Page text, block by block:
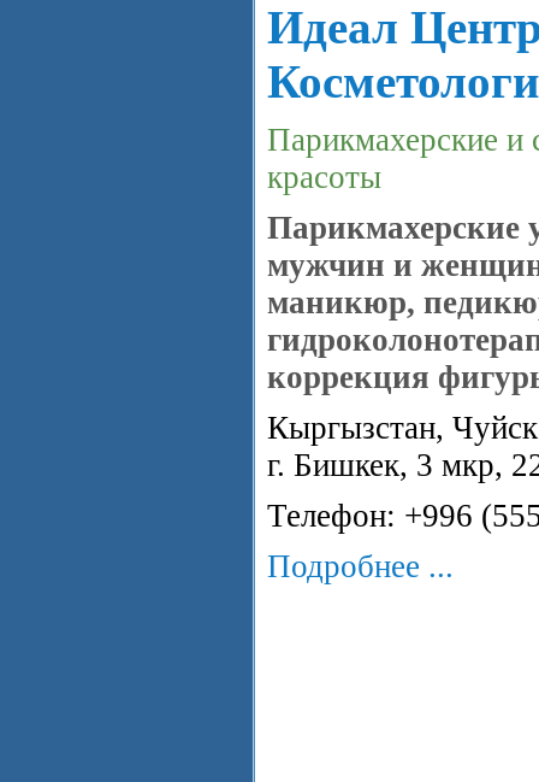
Идеал
Парикмахерские и
красоты
Парикмахерские
мужчин и
маникюр,
коррекция
Кыргызстан,
г. Бишкек, 3 мкр,
Телефон: +996
Подробнее ...